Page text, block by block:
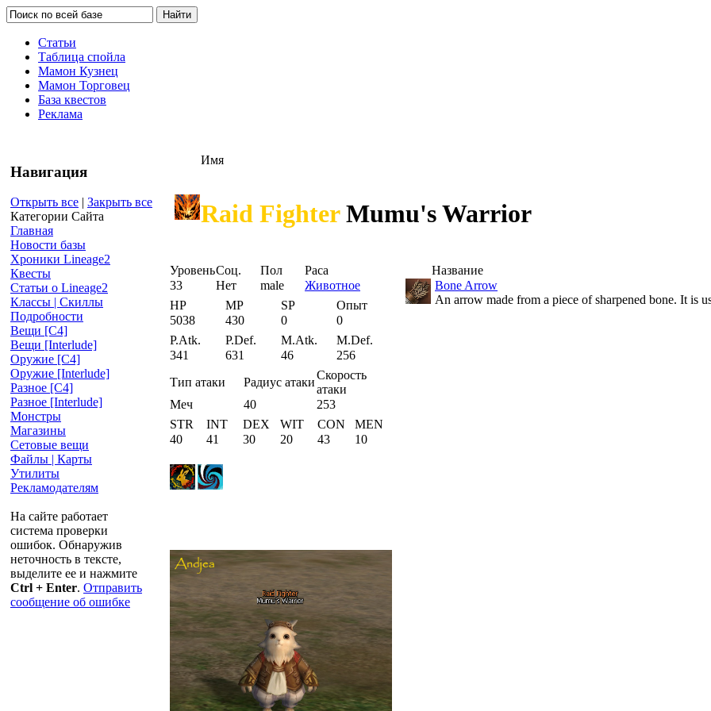
Статьи
Таблица спойла
Мамон Кузнец
Мамон Торговец
База квестов
Реклама
Навигация
Открыть все | Закрыть все
Категории Сайта
Главная
Новости базы
Хроники Lineage2
Квесты
Статьи о Lineage2
Классы | Скиллы
Подробности
Вещи [С4]
Вещи [Interlude]
Оружие [С4]
Оружие [Interlude]
Разное [C4]
Разное [Interlude]
Монстры
Магазины
Сетовые вещи
Файлы | Карты
Утилиты
Рекламодателям
На сайте работает
система проверки
ошибок. Обнаружив
неточность в тексте,
выделите ее и нажмите
Ctrl + Enter. Отправить
сообщение об ошибке
Имя
Raid FighterMumu's Warrior
УровеньСоц. Пол
Раса
33
Нет male
Животное
HP
MP SP
Опыт
5038
430 0
0
P.Atk.
P.Def. M.Atk.
M.Def.
341
631 46
256
Тип атаки
Радиус атаки
Скорость
атаки
Меч
40
253
STR
INT DEX WIT CON
MEN
40
41 30 20 43 10
Название
Bone Arrow
An arrow made from a piece of sharpened bone. It is